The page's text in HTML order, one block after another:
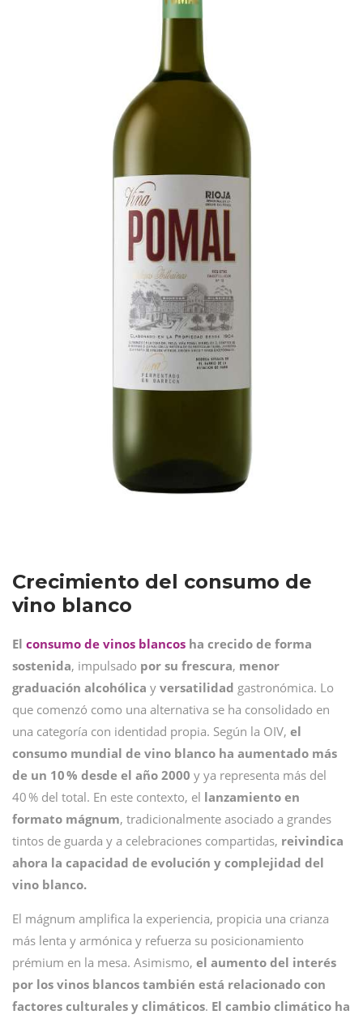
Crecimiento del consumo de
vino blanco
El consumo de vinos blancos ha crecido de forma
sostenida, impulsado por su frescura, menor
graduación alcohólica y versatilidad gastronómica. Lo
que comenzó como una alternativa se ha consolidado en
una categoría con identidad propia. Según la OIV, el
consumo mundial de vino blanco ha aumentado más
de un 10 % desde el año 2000 y ya representa más del
40 % del total. En este contexto, el lanzamiento en
formato mágnum, tradicionalmente asociado a grandes
tintos de guarda y a celebraciones compartidas, reivindica
ahora la capacidad de evolución y complejidad del
vino blanco.
El mágnum amplifica la experiencia, propicia una crianza
más lenta y armónica y refuerza su posicionamiento
prémium en la mesa. Asimismo, el aumento del interés
por los vinos blancos también está relacionado con
factores culturales y climáticos. El cambio climático ha